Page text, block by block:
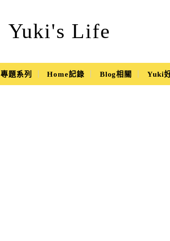
Yuki's Life
專題系列 Home記錄 Blog相關 Yuki